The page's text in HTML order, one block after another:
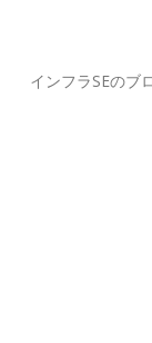
インフラSEのブ